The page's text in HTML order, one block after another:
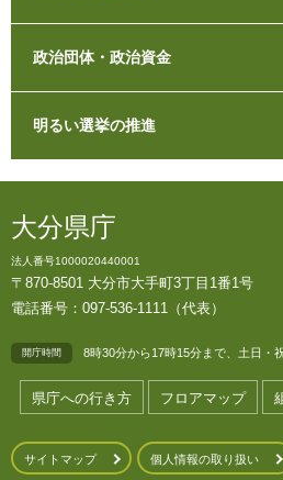
政治団体・政治資金
明るい選挙の推進
大分県庁
法人番号1000020440001
〒870-8501 大分市大手町3丁目1番1号
電話番号：097-536-1111（代表）
開庁時間 8時30分から17時15分まで、土日・
県庁への行き方 フロアマップ
サイトマップ 個人情報の取り扱い